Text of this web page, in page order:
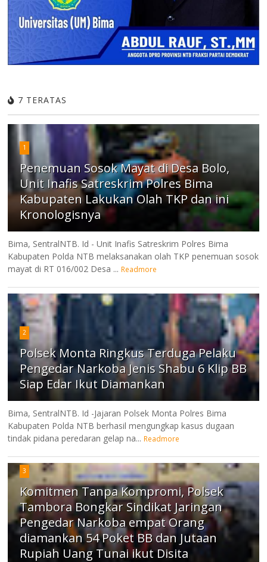
7 TERATAS
1
Penemuan Sosok Mayat di Desa Bolo,
Unit Inafis Satreskrim Polres Bima
Kabupaten Lakukan Olah TKP dan ini
Kronologisnya
Bima, SentralNTB. Id - Unit Inafis Satreskrim Polres Bima
Kabupaten Polda NTB melaksanakan olah TKP penemuan sosok
mayat di RT 016/002 Desa ... Readmore
2
Polsek Monta Ringkus Terduga Pelaku
Pengedar Narkoba Jenis Shabu 6 Klip BB
Siap Edar Ikut Diamankan
Bima, SentralNTB. Id -Jajaran Polsek Monta Polres Bima
Kabupaten Polda NTB berhasil mengungkap kasus dugaan
tindak pidana peredaran gelap na... Readmore
3
Komitmen Tanpa Kompromi, Polsek
Tambora Bongkar Sindikat Jaringan
Pengedar Narkoba empat Orang
diamankan 54 Poket BB dan Jutaan
Rupiah Uang Tunai ikut Disita